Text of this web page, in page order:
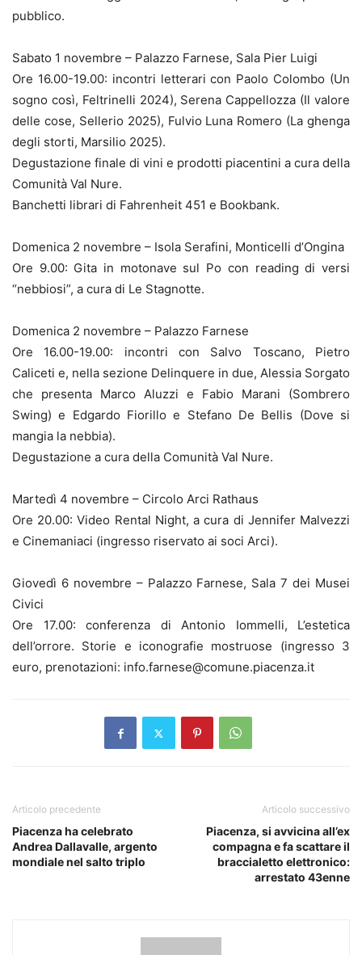
pubblico.
Sabato 1 novembre – Palazzo Farnese, Sala Pier Luigi
Ore 16.00-19.00: incontri letterari con Paolo Colombo (Un
sogno così, Feltrinelli 2024), Serena Cappellozza (Il valore
delle cose, Sellerio 2025), Fulvio Luna Romero (La ghenga
degli storti, Marsilio 2025).
Degustazione finale di vini e prodotti piacentini a cura della
Comunità Val Nure.
Banchetti librari di Fahrenheit 451 e Bookbank.
Domenica 2 novembre – Isola Serafini, Monticelli d’Ongina
Ore 9.00: Gita in motonave sul Po con reading di versi
“nebbiosi”, a cura di Le Stagnotte.
Domenica 2 novembre – Palazzo Farnese
Ore 16.00-19.00: incontri con Salvo Toscano, Pietro
Caliceti e, nella sezione Delinquere in due, Alessia Sorgato
che presenta Marco Aluzzi e Fabio Marani (Sombrero
Swing) e Edgardo Fiorillo e Stefano De Bellis (Dove si
mangia la nebbia).
Degustazione a cura della Comunità Val Nure.
Martedì 4 novembre – Circolo Arci Rathaus
Ore 20.00: Video Rental Night, a cura di Jennifer Malvezzi
e Cinemaniaci (ingresso riservato ai soci Arci).
Giovedì 6 novembre – Palazzo Farnese, Sala 7 dei Musei
Civici
Ore 17.00: conferenza di Antonio Iommelli, L’estetica
dell’orrore. Storie e iconografie mostruose (ingresso 3
euro, prenotazioni: info.farnese@comune.piacenza.it
Articolo precedente
Piacenza ha celebrato
Andrea Dallavalle, argento
mondiale nel salto triplo
Articolo successivo
Piacenza, si avvicina all’ex
compagna e fa scattare il
braccialetto elettronico:
arrestato 43enne